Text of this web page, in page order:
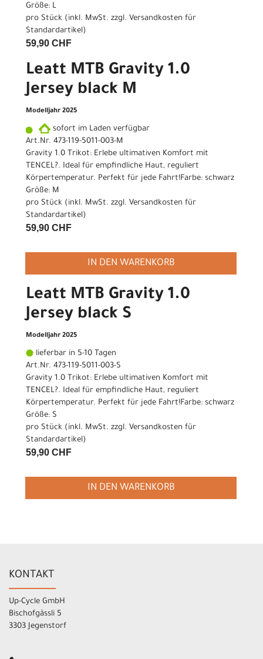
Größe: L
pro Stück (inkl. MwSt. zzgl. Versandkosten für
Standardartikel)
59,90 CHF
Leatt MTB Gravity 1.0
Jersey black M
Modelljahr 2025
sofort im Laden verfügbar
Art.Nr. 473-119-5011-003-M
Gravity 1.0 Trikot: Erlebe ultimativen Komfort mit
TENCEL?. Ideal für empfindliche Haut, reguliert
Körpertemperatur. Perfekt für jede Fahrt!Farbe: schwarz
Größe: M
pro Stück (inkl. MwSt. zzgl. Versandkosten für
Standardartikel)
59,90 CHF
IN DEN WARENKORB
Leatt MTB Gravity 1.0
Jersey black S
Modelljahr 2025
lieferbar in 5-10 Tagen
Art.Nr. 473-119-5011-003-S
Gravity 1.0 Trikot: Erlebe ultimativen Komfort mit
TENCEL?. Ideal für empfindliche Haut, reguliert
Körpertemperatur. Perfekt für jede Fahrt!Farbe: schwarz
Größe: S
pro Stück (inkl. MwSt. zzgl. Versandkosten für
Standardartikel)
59,90 CHF
IN DEN WARENKORB
KONTAKT
Up-Cycle GmbH
Bischofgässli 5
3303 Jegenstorf